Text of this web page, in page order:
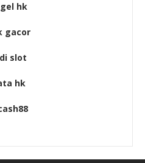
hk
gacor
slot
hk